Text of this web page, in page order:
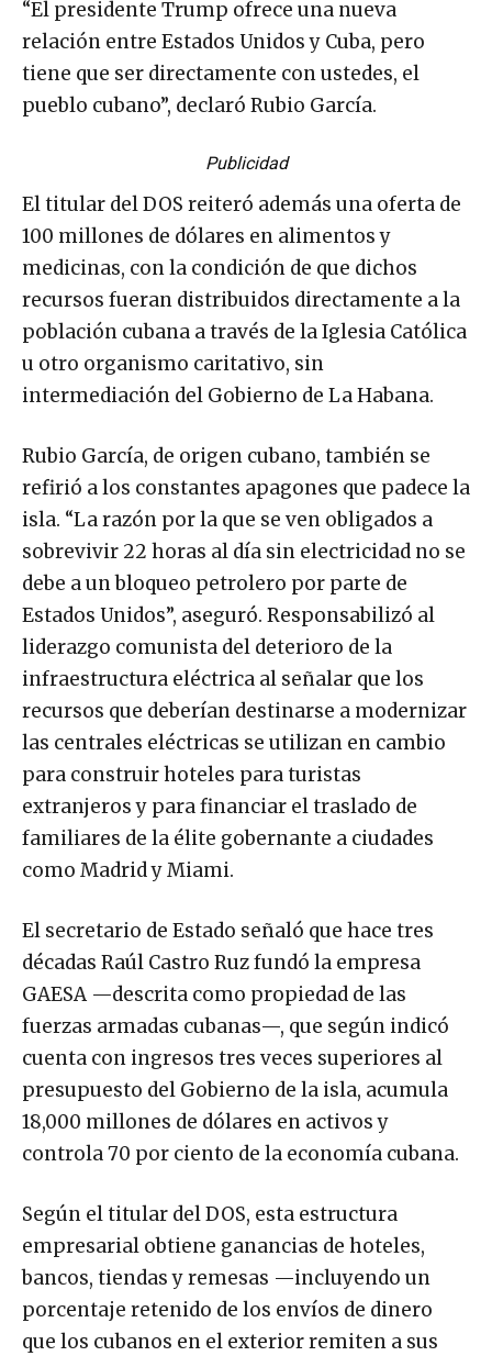
“El presidente Trump ofrece una nueva
relación entre Estados Unidos y Cuba, pero
tiene que ser directamente con ustedes, el
pueblo cubano”, declaró Rubio García.
Publicidad
El titular del DOS reiteró además una oferta de
100 millones de dólares en alimentos y
medicinas, con la condición de que dichos
recursos fueran distribuidos directamente a la
población cubana a través de la Iglesia Católica
u otro organismo caritativo, sin
intermediación del Gobierno de La Habana.
Rubio García, de origen cubano, también se
refirió a los constantes apagones que padece la
isla. “La razón por la que se ven obligados a
sobrevivir 22 horas al día sin electricidad no se
debe a un bloqueo petrolero por parte de
Estados Unidos”, aseguró. Responsabilizó al
liderazgo comunista del deterioro de la
infraestructura eléctrica al señalar que los
recursos que deberían destinarse a modernizar
las centrales eléctricas se utilizan en cambio
para construir hoteles para turistas
extranjeros y para financiar el traslado de
familiares de la élite gobernante a ciudades
como Madrid y Miami.
El secretario de Estado señaló que hace tres
décadas Raúl Castro Ruz fundó la empresa
GAESA —descrita como propiedad de las
fuerzas armadas cubanas—, que según indicó
cuenta con ingresos tres veces superiores al
presupuesto del Gobierno de la isla, acumula
18,000 millones de dólares en activos y
controla 70 por ciento de la economía cubana.
Según el titular del DOS, esta estructura
empresarial obtiene ganancias de hoteles,
bancos, tiendas y remesas —incluyendo un
porcentaje retenido de los envíos de dinero
que los cubanos en el exterior remiten a sus